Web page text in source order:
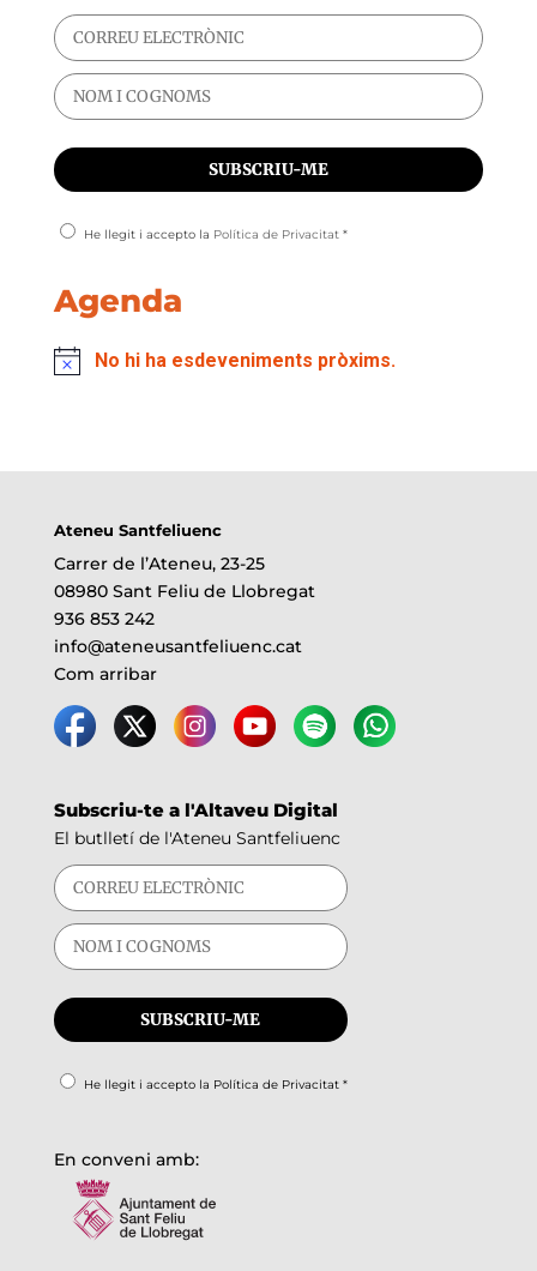
He llegit i accepto la Política de Privacitat*
Agenda
No hi ha esdeveniments pròxims.
Ateneu Santfeliuenc
Carrer de l’Ateneu, 23-25
08980 Sant Feliu de Llobregat
936 853 242
info@ateneusantfeliuenc.cat
Com arribar
Subscriu-te a l'Altaveu Digital
El butlletí de l'Ateneu Santfeliuenc
He llegit i accepto la Política de Privacitat*
En conveni amb: